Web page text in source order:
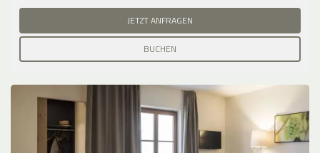
JETZT ANFRAGEN
BUCHEN